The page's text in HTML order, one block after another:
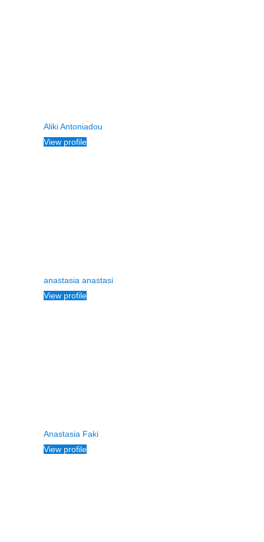
Aliki Antoniadou
View profile
anastasia anastasi
View profile
Anastasia Faki
View profile